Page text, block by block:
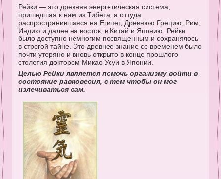
Рейки — это древняя энергетическая система,
пришедшая к нам из Тибета, а оттуда
распространившаяся на Египет, Древнюю Грецию, Рим,
Индию и далее на восток, в Китай и Японию. Рейки
было доступно немногим посвященным и сохранялось
в строгой тайне. Это древнее знание со временем было
почти утеряно и вновь открыто в конце прошлого
столетия доктором Микао Усуи в Японии.
Целью Рейки является помочь организму войти в
состояние равновесия, с тем чтобы он мог
излечиваться сам.